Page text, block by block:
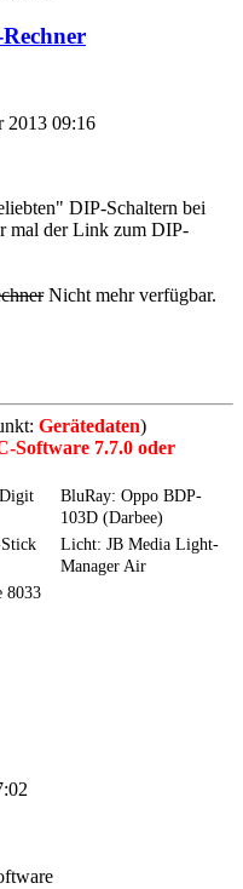
2013 09:16
DIP-Schaltern bei
mal der Link zum DIP-
Nicht mehr verfügbar.
Gerätedaten)
Software 7.7.0 oder
BluRay: Oppo BDP-
103D (Darbee)
Licht: JB Media Light-
Manager Air
8033